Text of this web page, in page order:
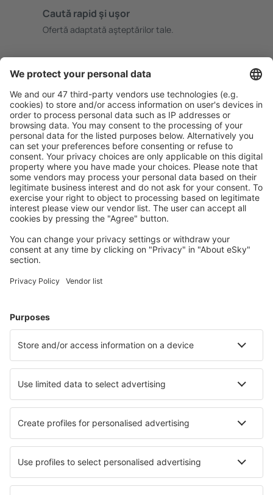
Caută rapid şi uşor
Ofertă adaptată aşteptărilor tale.
Rezervare fără griji cu opțiune gratuită de anulare.
Economiseşte mai mult
Prețuri atractive și oferte speciale pentru utilizatorii
conectați.
Cazarea preferată
Alege din peste 1,3 mil. de opţiuni: hoteluri, cabane,
apartamente și altele.
Cele mai căutate hoteluri de către utilizatorii eSky
Hoteluri în Cehia - Orașe populare
Hoteluri în Praga
Hoteluri în Karlovy Vary Hoteluri în Pardubice
Hoteluri în Telc Hoteluri în Novosedly
Hoteluri în Stráž nad Nežárkou Hoteluri în Valtice
Cele mai bune hoteluri - orașe
Hoteluri în Anchorville Hoteluri în Kilbrittain
Hoteluri în Reynoldsburg Hoteluri în Coppenbrugge